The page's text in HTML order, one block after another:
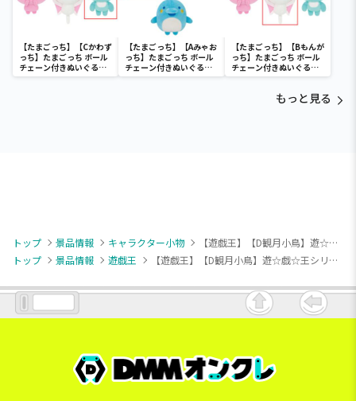
【たまごっち】【Cかわず
っち】たまごっち ボール
チェーン付きぬいぐるみ
～Tamagotchi
【たまごっち】【Aみゃお
っち】たまごっち ボール
チェーン付きぬいぐるみ
～Tamagotchi
【たまごっち】【Bもんが
っち】たまごっち ボール
チェーン付きぬいぐるみ
～Tamagotchi
もっと見る
トップ 景品情報 キャラクター小物
【遊戯王】【D観月小鳥】遊☆戯☆王シリーズ ヒロイン みにコレ!ぬいぐるみMC
トップ
景品情報 遊戯王 【遊戯王】【D観月小鳥】遊☆戯☆王シリーズ ヒロイン みにコレ!ぬいぐるみMC